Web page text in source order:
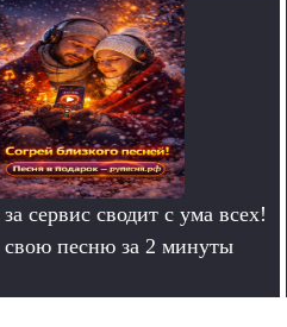
сервис сводит с ума всех!
свою песню за 2 минуты